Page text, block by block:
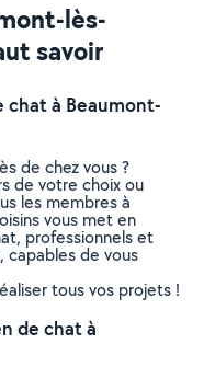
lès-
savoir
chat à Beaumont-
de chez vous ?
de votre choix ou
les membres à
vous met en
professionnels et
capables de vous
tous vos projets !
de chat à